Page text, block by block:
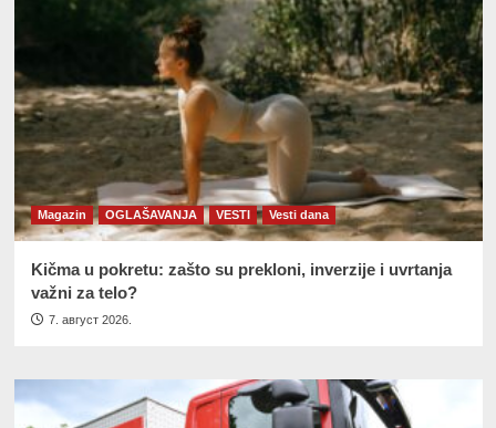
Magazin OGLAŠAVANJA VESTI Vesti dana
Kičma u pokretu: zašto su prekloni, inverzije i uvrtanja
važni za telo?
7. август 2026.